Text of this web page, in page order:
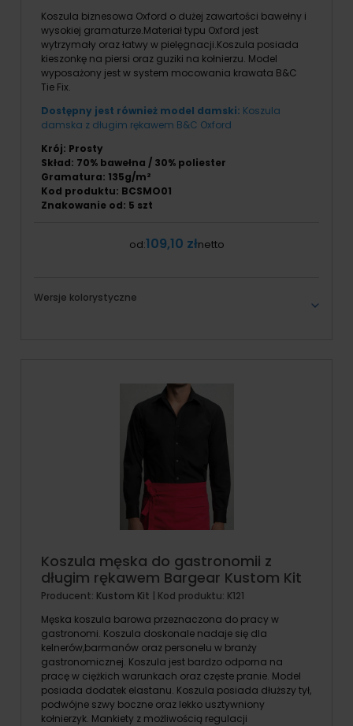
Koszula biznesowa Oxford o dużej zawartości bawełny i
wysokiej gramaturze.Materiał typu Oxford jest
wytrzymały oraz łatwy w pielęgnacji.Koszula posiada
kieszonkę na piersi oraz guziki na kołnierzu. Model
wyposażony jest w system mocowania krawata B&C
Tie Fix.
Dostępny jest również model damski: Koszula
damska z długim rękawem B&C Oxford
Krój: Prosty
Skład: 70% bawełna / 30% poliester
Gramatura: 135g/m²
Kod produktu: BCSMO01
Znakowanie od: 5 szt
od:109,10 złnetto
Wersje kolorystyczne
Koszula męska do gastronomii z
długim rękawem Bargear Kustom Kit
Producent: Kustom Kit | Kod produktu: K121
Męska koszula barowa przeznaczona do pracy w
gastronomi. Koszula doskonale nadaje się dla
kelnerów,barmanów oraz personelu w branży
gastronomicznej. Koszula jest bardzo odporna na
pracę w ciężkich warunkach oraz częste pranie. Model
posiada dodatek elastanu. Koszula posiada dłuższy tył,
podwójne szwy boczne oraz lekko usztywniony
kołnierzyk. Mankiety z możliwością regulacji